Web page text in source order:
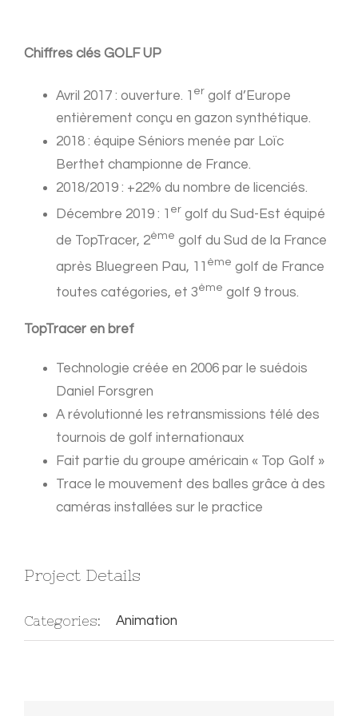
Chiffres clés GOLF UP
Avril 2017 : ouverture. 1 er golf d’Europe
entièrement conçu en gazon synthétique.
2018 : équipe Séniors menée par Loïc
Berthet championne de France.
2018/2019 : +22% du nombre de licenciés.
Décembre 2019 : 1 er golf du Sud-Est équipé
de TopTracer, 2ème golf du Sud de la France
après Bluegreen Pau, 11 ème golf de France
toutes catégories, et 3ème golf 9 trous.
TopTracer en bref
Technologie créée en 2006 par le suédois
Daniel Forsgren
A révolutionné les retransmissions télé des
tournois de golf internationaux
Fait partie du groupe américain « Top Golf »
Trace le mouvement des balles grâce à des
caméras installées sur le practice
Project Details
Categories: Animation